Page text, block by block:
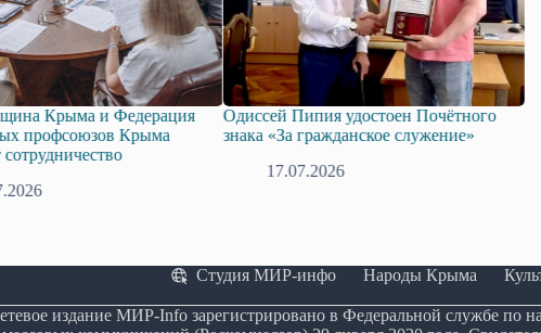
и Федерация
Крыма
Одиссей Пипия удостоен Почётного
знака «За гражданское служение»
17.07.2026
Студия МИР-инфо Народы Крыма
издание МИР-Info зарегистрировано в Федеральной службе по